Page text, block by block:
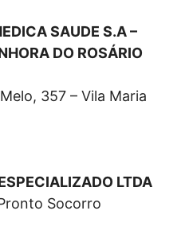
SAUDE S.A –
DO ROSÁRIO
357 – Vila Maria
LTDA
Socorro